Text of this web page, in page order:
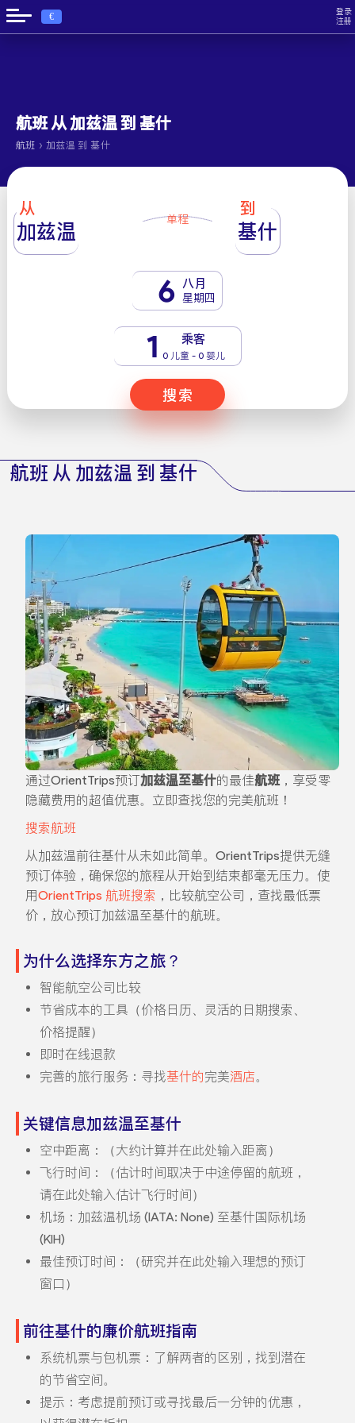
€
登录
注册
航班 从 加兹温 到 基什
航班 › 加兹温 到 基什
从
加兹温 单程
到
基什
6 八月
星期四
1 乘客
0 儿童 - 0 婴儿
搜索
航班 从 加兹温 到 基什
通过OrientTrips预订加兹温至基什的最佳航班，享受零
隐藏费用的超值优惠。立即查找您的完美航班！
搜索航班
从加兹温前往基什从未如此简单。OrientTrips提供无缝
预订体验，确保您的旅程从开始到结束都毫无压力。使
用OrientTrips 航班搜索 ，比较航空公司，查找最低票
价，放心预订加兹温至基什的航班。
为什么选择东方之旅？
智能航空公司比较
节省成本的工具（价格日历、灵活的日期搜索、
价格提醒）
即时在线退款
完善的旅行服务：寻找基什的完美酒店。
关键信息加兹温至基什
空中距离：（大约计算并在此处输入距离）
飞行时间：（估计时间取决于中途停留的航班，
请在此处输入估计飞行时间）
机场：加兹温机场 (IATA: None) 至基什国际机场
(KIH)
最佳预订时间：（研究并在此处输入理想的预订
窗口）
前往基什的廉价航班指南
系统机票与包机票：了解两者的区别，找到潜在
的节省空间。
提示：考虑提前预订或寻找最后一分钟的优惠，